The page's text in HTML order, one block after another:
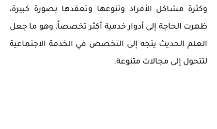
وكثرة مشاكل الأفراد وتنوعها وتعقدها بصورة كبيرة،
ظهرت الحاجة إلى أدوار خدمية أكثر تخصصاً، وهو ما جعل
العلم الحديث يتجه إلى التخصص في الخدمة الاجتماعية
لتتحول إلى مجالات متنوعة.